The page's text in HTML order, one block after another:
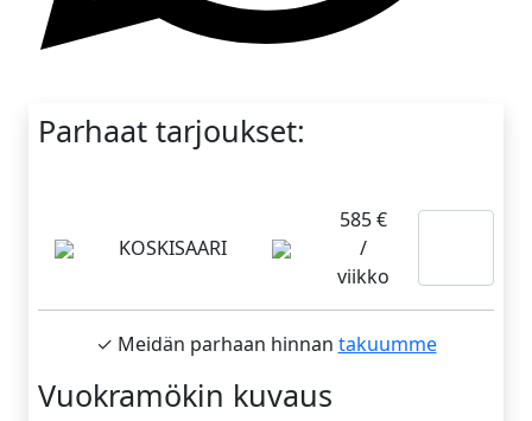
Parhaat tarjoukset:
KOSKISAARI
585 €
/
viikko
✓ Meidän parhaan hinnan takuumme
Vuokramökin kuvaus